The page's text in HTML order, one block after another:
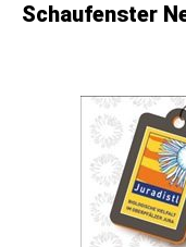
Schaufenster